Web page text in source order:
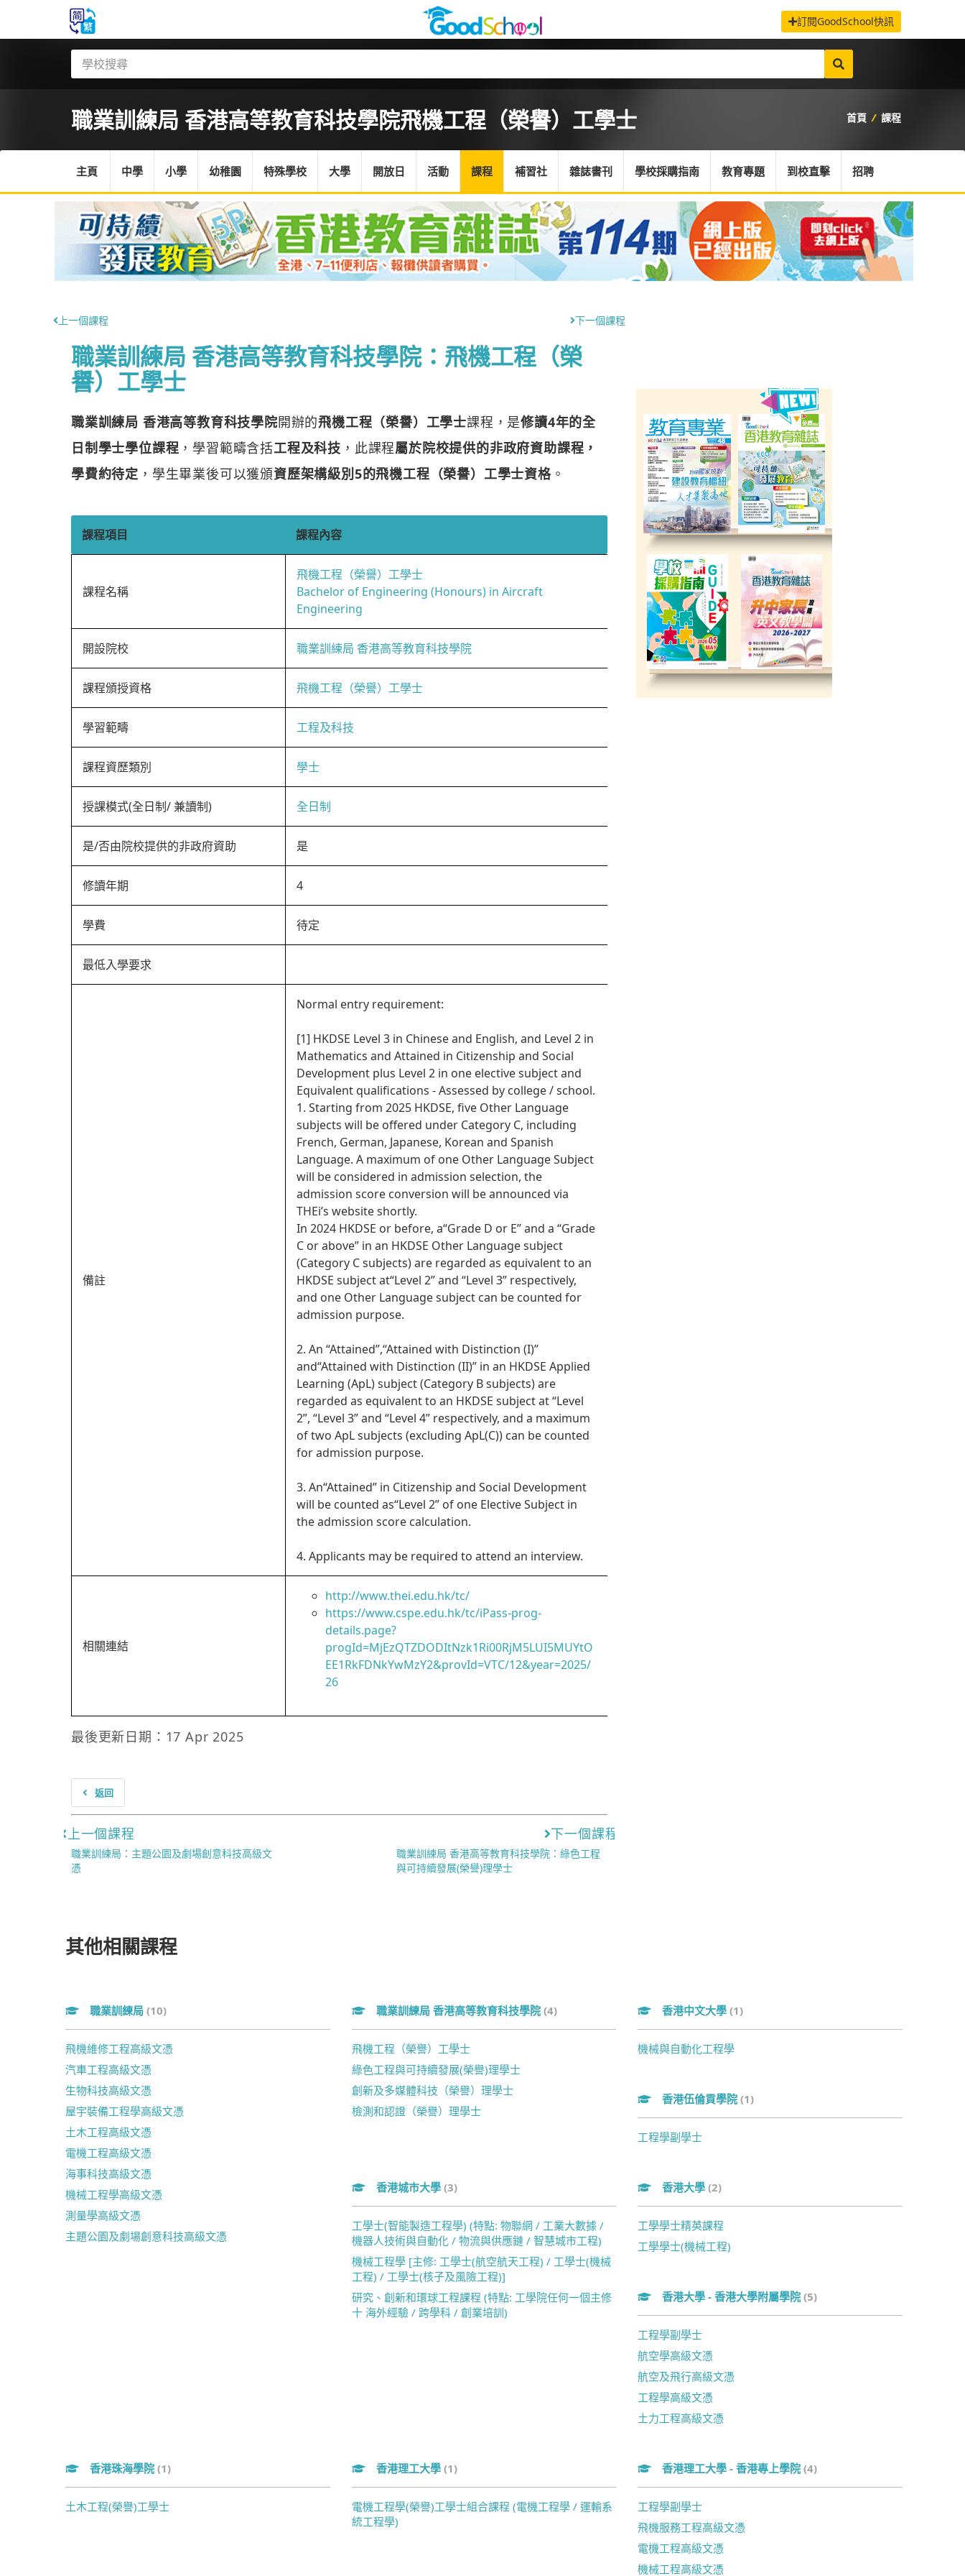
訂閱GoodSchool快訊
職業訓練局 香港高等教育科技學院飛機工程（榮譽）工學士 首頁 / 課程
主頁 中學 小學 幼稚園 特殊學校 大學 開放日 活動 課程 補習社 雜誌書刊 學校採購指南 教育專題 到校直擊 招聘
上一個課程 下一個課程
職業訓練局 香港高等教育科技學院：飛機工程（榮
譽）工學士
職業訓練局 香港高等教育科技學院開辦的飛機工程（榮譽）工學士課程，是修讀4年的全
日制學士學位課程 ，學習範疇含括工程及科技 ，此課程屬於院校提供的非政府資助課程，
學費約待定 ，學生畢業後可以獲頒資歷架構級別5的飛機工程（榮譽）工學士資格。
課程項目 課程內容
課程名稱
飛機工程（榮譽）工學士
Bachelor of Engineering (Honours) in Aircraft
Engineering
開設院校 職業訓練局 香港高等教育科技學院
課程頒授資格 飛機工程（榮譽）工學士
學習範疇 工程及科技
課程資歷類別 學士
授課模式(全日制/ 兼讀制) 全日制
是/否由院校提供的非政府資助 是
修讀年期 4
學費 待定
最低入學要求
備註
Normal entry requirement:
[1] HKDSE Level 3 in Chinese and English, and Level 2 in
Mathematics and Attained in Citizenship and Social
Development plus Level 2 in one elective subject and
Equivalent qualifications - Assessed by college / school.
1. Starting from 2025 HKDSE, five Other Language
subjects will be offered under Category C, including
French, German, Japanese, Korean and Spanish
Language. A maximum of one Other Language Subject
will be considered in admission selection, the
admission score conversion will be announced via
THEi’s website shortly.
In 2024 HKDSE or before, a“Grade D or E” and a “Grade
C or above” in an HKDSE Other Language subject
(Category C subjects) are regarded as equivalent to an
HKDSE subject at“Level 2” and “Level 3” respectively,
and one Other Language subject can be counted for
admission purpose.
2. An “Attained”,“Attained with Distinction (I)”
and“Attained with Distinction (II)” in an HKDSE Applied
Learning (ApL) subject (Category B subjects) are
regarded as equivalent to an HKDSE subject at “Level
2”, “Level 3” and “Level 4” respectively, and a maximum
of two ApL subjects (excluding ApL(C)) can be counted
for admission purpose.
3. An“Attained” in Citizenship and Social Development
will be counted as“Level 2” of one Elective Subject in
the admission score calculation.
4. Applicants may be required to attend an interview.
相關連結
http://www.thei.edu.hk/tc/
https://www.cspe.edu.hk/tc/iPass-prog-
details.page?
progId=MjEzQTZDODItNzk1Ri00RjM5LUI5MUYtO
EE1RkFDNkYwMzY2&provId=VTC/12&year=2025/
26
最後更新日期：17 Apr 2025
返回
上一個課程
職業訓練局：主題公園及劇場創意科技高級文
憑
下一個課程
職業訓練局 香港高等教育科技學院：綠色工程
與可持續發展(榮譽)理學士
其他相關課程
職業訓練局 (10)
飛機維修工程高級文憑
汽車工程高級文憑
生物科技高級文憑
屋宇裝備工程學高級文憑
土木工程高級文憑
電機工程高級文憑
海事科技高級文憑
機械工程學高級文憑
測量學高級文憑
主題公園及劇場創意科技高級文憑
職業訓練局 香港高等教育科技學院 (4)
飛機工程（榮譽）工學士
綠色工程與可持續發展(榮譽)理學士
創新及多媒體科技（榮譽）理學士
檢測和認證（榮譽）理學士
香港中文大學(1)
機械與自動化工程學
香港伍倫貢學院(1)
工程學副學士
香港城市大學 (3)
工學士(智能製造工程學) (特點: 物聯網 / 工業大數據 /
機器人技術與自動化 / 物流與供應鏈 / 智慧城市工程)
機械工程學 [主修: 工學士(航空航天工程) / 工學士(機械
工程) / 工學士(核子及風險工程)]
研究、創新和環球工程課程 (特點: 工學院任何一個主修
十 海外經驗 / 跨學科 / 創業培訓)
香港大學(2)
工學學士精英課程
工學學士(機械工程)
香港大學 - 香港大學附屬學院(5)
工程學副學士
航空學高級文憑
航空及飛行高級文憑
工程學高級文憑
土力工程高級文憑
香港珠海學院 (1)
土木工程(榮譽)工學士
香港理工大學 (1)
電機工程學(榮譽)工學士組合課程 (電機工程學 / 運輸系
統工程學)
香港理工大學 - 香港專上學院(4)
工程學副學士
飛機服務工程高級文憑
電機工程高級文憑
機械工程高級文憑